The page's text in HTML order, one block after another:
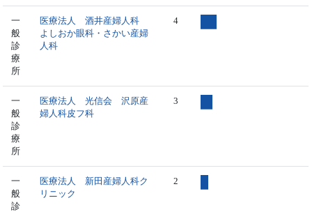
一
般
診
療
所
医療法人 酒井産婦人科
よしおか眼科・さかい産婦
人科
4
一
般
診
療
所
医療法人 光信会 沢原産
婦人科皮フ科
3
一
般
診
医療法人 新田産婦人科ク
リニック
2